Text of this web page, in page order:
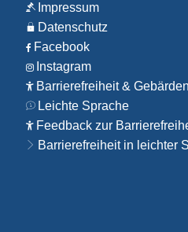
Impressum
Datenschutz
Facebook
Instagram
Barrierefreiheit &
Leichte Sprache
Feedback zur
Barrierefreiheit in leichter